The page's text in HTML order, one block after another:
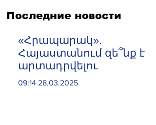
Последние новости
«Հրապարակ».
Հայաստանում զե՞նք է
արտադրվելու
09:14 28.03.2025